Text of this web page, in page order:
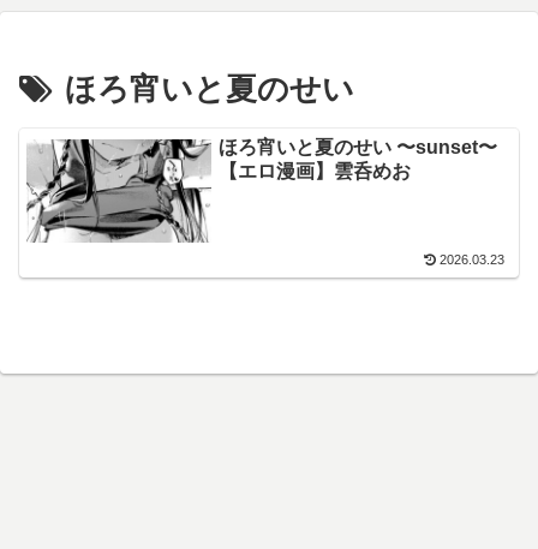
ほろ宵いと夏のせい
ほろ宵いと夏のせい 〜sunset〜
【エロ漫画】雲呑めお
2026.03.23